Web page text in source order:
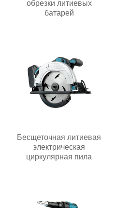
обрезки литиевых
батарей
Бесщеточная литиевая
электрическая
циркулярная пила